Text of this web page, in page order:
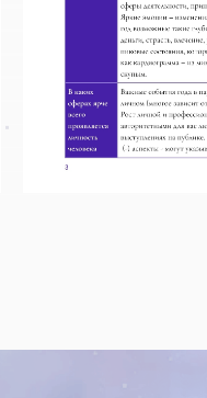
ЗАКАЗАТЬ ПРОГНОЗ